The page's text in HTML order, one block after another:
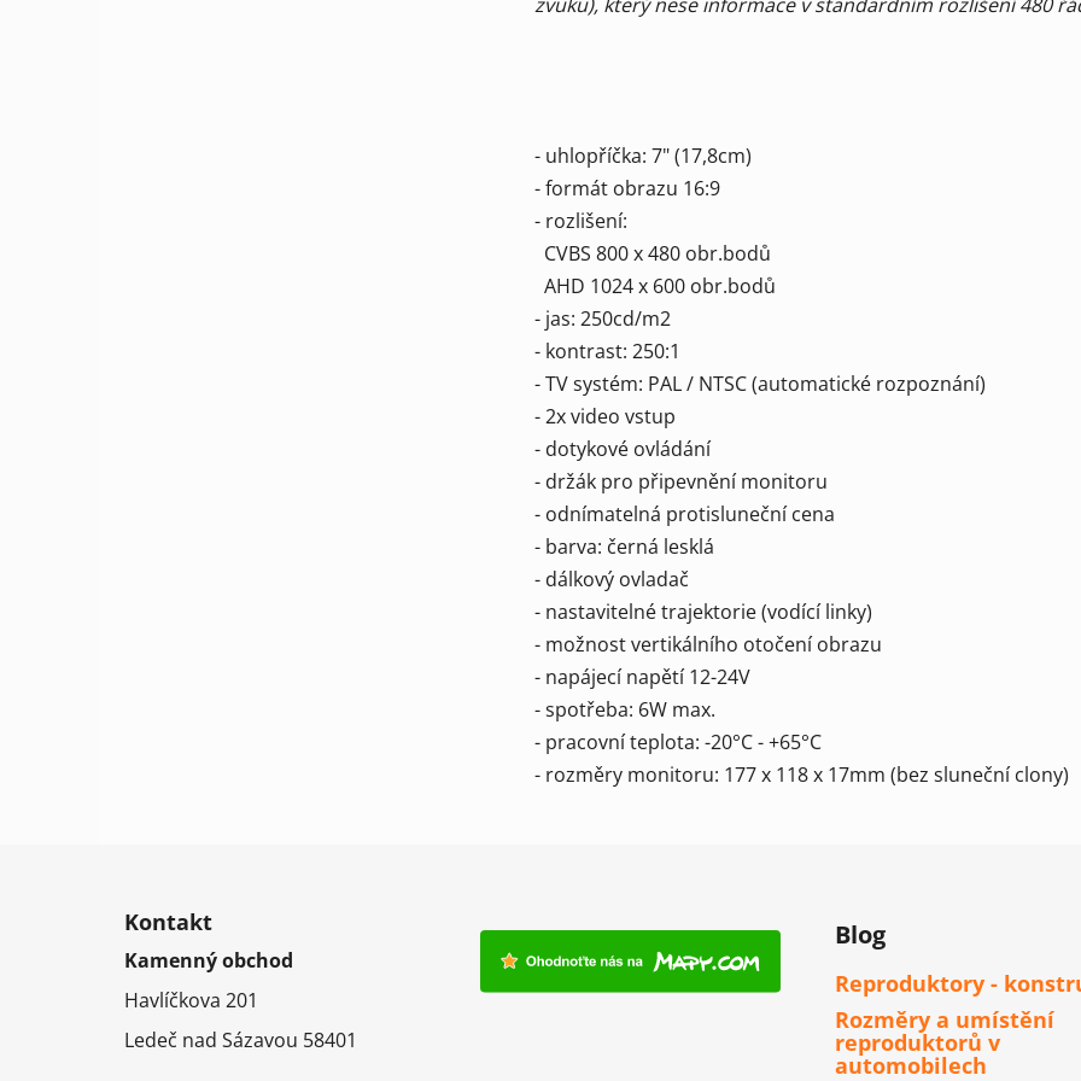
- uhlopříčka: 7" (17,8cm)
- formát obrazu 16:9
- rozlišení:
CVBS 800 x 480 obr.bodů
AHD 1024 x 600 obr.bodů
- jas: 250cd/m2
- kontrast: 250:1
- TV systém: PAL / NTSC (automatické rozpoznání)
- 2x video vstup
- dotykové ovládání
- držák pro připevnění monitoru
- odnímatelná protisluneční cena
- barva: černá lesklá
- dálkový ovladač
- nastavitelné trajektorie (vodící linky)
- možnost vertikálního otočení obrazu
- napájecí napětí 12-24V
- spotřeba: 6W max.
- pracovní teplota: -20°C - +65°C
- rozměry monitoru: 177 x 118 x 17mm (bez sluneční clony)
Kontakt
Kamenný obchod
Havlíčkova 201
Ledeč nad Sázavou 58401
Blog
Reproduktory -
Rozměry a umístění
reproduktorů v
automobilech